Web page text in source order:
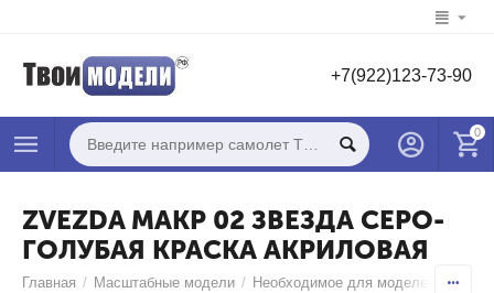
+7(922)123-73-90
0
ZVEZDA МАКР 02 ЗВЕЗДА СЕРО-
ГОЛУБАЯ КРАСКА АКРИЛОВАЯ
Главная / Масштабные модели / Необходимое для моделей